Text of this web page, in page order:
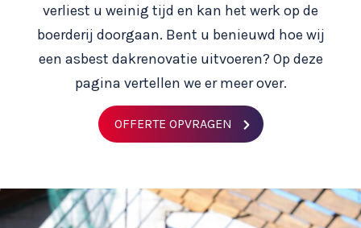
verliest u weinig tijd en kan het werk op de
boerderij doorgaan. Bent u benieuwd hoe wij
een asbest dakrenovatie uitvoeren? Op deze
pagina vertellen we er meer over.
OFFERTE OPVRAGEN